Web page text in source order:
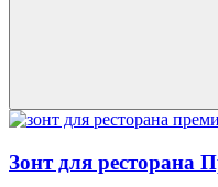
Зонт для ресторана